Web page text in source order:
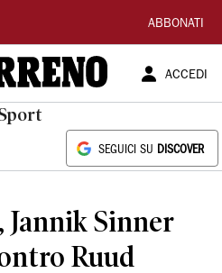
ABBONATI
ACCEDI
SEGUICI SU DISCOVER
Sinner
Ruud